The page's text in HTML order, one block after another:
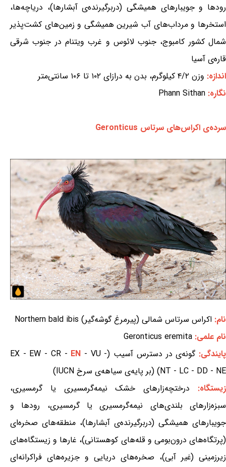
رودها و جویبارهای همیشگی (دربرگیرنده‌ی آبشارها)، دریاچه‌ها،
استخرها و مرداب‌های آب شیرین همیشگی و زمین‌های کشت‌پذیر
شمال کشور کامبوج، جنوب لائوس و غرب ویتنام در جنوب شرقی
قاره‌ی آسیا
اندازه: وزن ۴/۲ کیلوگرم، بدن به درازای ۱۰۲ تا ۱۰۶ سانتی‌متر
نگاره: Phann Sithan
سرده‌ی اکراس‌های سرتاس Geronticus
نام: اکراس سرتاس شمالی (پیرمرغ گوشه‌گیر) Northern bald ibis
نام علمی: Geronticus eremita
پایندگی:گونه‌ی در دسترس آسیب (EX - EW - CR - EN - VU -
NT - LC - DD - NE) (بر پایه‌ی سیاهه‌ی سرخ IUCN)
زیستگاه: درختچه‌زارهای خشک نیمه‌گرمسیری یا گرمسیری،
سبزه‌زارهای بلندی‌های نیمه‌گرمسیری یا گرمسیری، رودها و
جویبارهای همیشگی (دربرگیرنده‌ی آبشارها)، منطقه‌های صخره‌ای
(پرتگاه‌های درون‌بومی و قله‌های کوهستانی)، غارها و زیستگاه‌های
زیرزمینی (غیر آبی)، صخره‌های دریایی و جزیره‌های فراکرانه‌ای